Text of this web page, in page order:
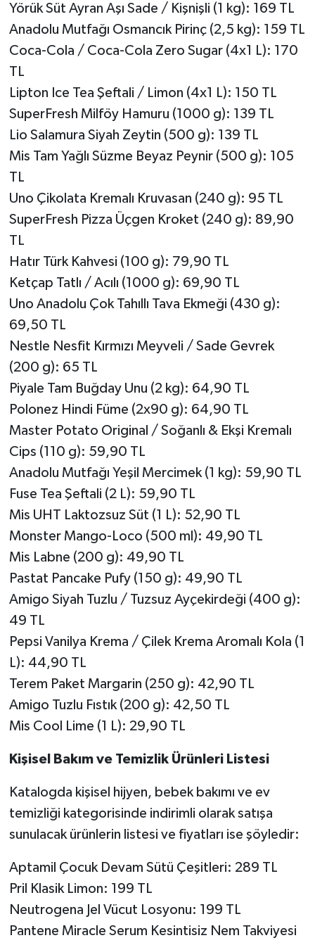
Yörük Süt Ayran Aşı Sade / Kişnişli (1 kg): 169 TL
Anadolu Mutfağı Osmancık Pirinç (2,5 kg): 159 TL
Coca-Cola / Coca-Cola Zero Sugar (4x1 L): 170
TL
Lipton Ice Tea Şeftali / Limon (4x1 L): 150 TL
SuperFresh Milföy Hamuru (1000 g): 139 TL
Lio Salamura Siyah Zeytin (500 g): 139 TL
Mis Tam Yağlı Süzme Beyaz Peynir (500 g): 105
TL
Uno Çikolata Kremalı Kruvasan (240 g): 95 TL
SuperFresh Pizza Üçgen Kroket (240 g): 89,90
TL
Hatır Türk Kahvesi (100 g): 79,90 TL
Ketçap Tatlı / Acılı (1000 g): 69,90 TL
Uno Anadolu Çok Tahıllı Tava Ekmeği (430 g):
69,50 TL
Nestle Nesfit Kırmızı Meyveli / Sade Gevrek
(200 g): 65 TL
Piyale Tam Buğday Unu (2 kg): 64,90 TL
Polonez Hindi Füme (2x90 g): 64,90 TL
Master Potato Original / Soğanlı & Ekşi Kremalı
Cips (110 g): 59,90 TL
Anadolu Mutfağı Yeşil Mercimek (1 kg): 59,90 TL
Fuse Tea Şeftali (2 L): 59,90 TL
Mis UHT Laktozsuz Süt (1 L): 52,90 TL
Monster Mango-Loco (500 ml): 49,90 TL
Mis Labne (200 g): 49,90 TL
Pastat Pancake Pufy (150 g): 49,90 TL
Amigo Siyah Tuzlu / Tuzsuz Ayçekirdeği (400 g):
49 TL
Pepsi Vanilya Krema / Çilek Krema Aromalı Kola (1
L): 44,90 TL
Terem Paket Margarin (250 g): 42,90 TL
Amigo Tuzlu Fıstık (200 g): 42,50 TL
Mis Cool Lime (1 L): 29,90 TL
Kişisel Bakım ve Temizlik Ürünleri Listesi
Katalogda kişisel hijyen, bebek bakımı ve ev
temizliği kategorisinde indirimli olarak satışa
sunulacak ürünlerin listesi ve fiyatları ise şöyledir:
Aptamil Çocuk Devam Sütü Çeşitleri: 289 TL
Pril Klasik Limon: 199 TL
Neutrogena Jel Vücut Losyonu: 199 TL
Pantene Miracle Serum Kesintisiz Nem Takviyesi